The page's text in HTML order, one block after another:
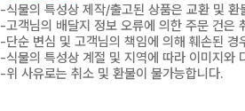
-식물의 특성상 제작/출고된 상품은 교환 및 환
-고객님의 배달지 정보 오류에 의한 주문 건은
-단순 변심 및 고객님의 책임에 의해 훼손된 경
-식물의 특성상 계절 및 지역에 따라 이미지와
-위 사유로는 취소 및 환불이 불가능합니다.